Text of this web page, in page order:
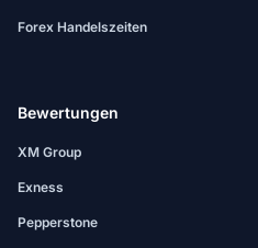
Forex Handelszeiten
Bewertungen
XM Group
Exness
Pepperstone